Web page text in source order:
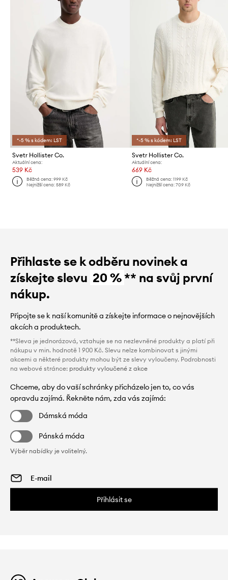
*-5 % s kódem: LST
Svetr Hollister Co.
Aktuální cena:
539 Kč
Běžná cena:999 Kč
Nejnižší cena:589 Kč
*-5 % s kódem: LST
Svetr Hollister Co.
Aktuální cena:
669 Kč
Běžná cena: 1199 Kč
Nejnižší cena: 709 Kč
Přihlaste se k odběru novinek a
získejte slevu 20 %** na svůj první
nákup.
Připojte se k naší komunitě a získejte informace o nejnovějších
akcích a produktech.
**Sleva je jednorázová, vztahuje se na nezlevněné produkty a platí při
nákupu v min. hodnotě 1 900 Kč. Slevu nelze kombinovat s jinými
akcemi a některé produkty mohou být ze slevy vyloučeny. Podrobnosti
na webové stránce: produkty vyloučené z akce
Chceme, aby do vaší schránky přicházelo jen to, co vás
opravdu zajímá. Řekněte nám, zda vás zajímá:
Dámská móda
Pánská móda
Výběr nabídky je volitelný.
Přihlásit se